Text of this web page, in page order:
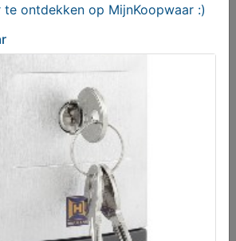
T8 R-Design
ontdekken op MijnKoopwaar :)